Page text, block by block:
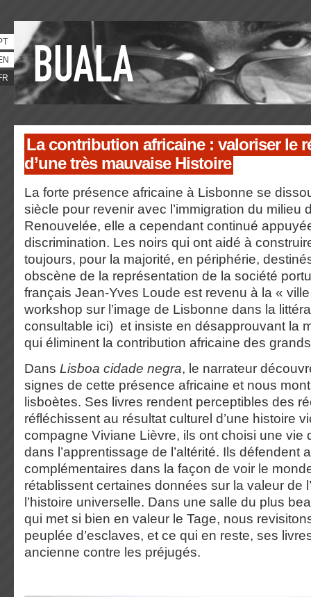
La contribution africaine : valoriser le
d’une très mauvaise Histoire
La forte présence africaine à Lisbonne se
siècle pour revenir avec l’immigration du milieu
Renouvelée, elle a cependant continué
discrimination. Les noirs qui ont aidé à
toujours, pour la majorité, en périphérie,
obscène de la représentation de la société
français Jean-Yves Loude est revenu à la «
workshop sur l’image de Lisbonne dans la
consultable ici) et insiste en désapprouvant la
qui éliminent la contribution africaine des
Dans Lisboa cidade negra, le narrateur
signes de cette présence africaine et nous
lisboètes. Ses livres rendent perceptibles des
réfléchissent au résultat culturel d’une histoire
compagne Viviane Lièvre, ils ont choisi une vie
dans l’apprentissage de l’altérité. Ils défendent
complémentaires dans la façon de voir le
rétablissent certaines données sur la valeur de
l’histoire universelle. Dans une salle du plus
qui met si bien en valeur le Tage, nous
peuplée d’esclaves, et ce qui en reste, ses
ancienne contre les préjugés.